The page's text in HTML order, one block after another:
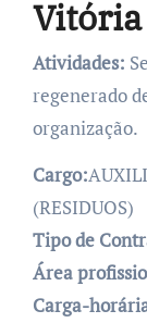
Vitória
Atividades:
regenerado
organização.
Cargo:
(RESIDUOS)
Tipo de
Área
Carga-